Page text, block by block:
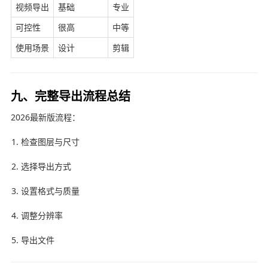
视频导出
基础
专业
可控性
很高
中等
使用场景
设计 剪辑
九、完整导出流程总结
2026最新版流程：
检查图层与尺寸
选择导出方式
设置格式与质量
调整分辨率
导出文件